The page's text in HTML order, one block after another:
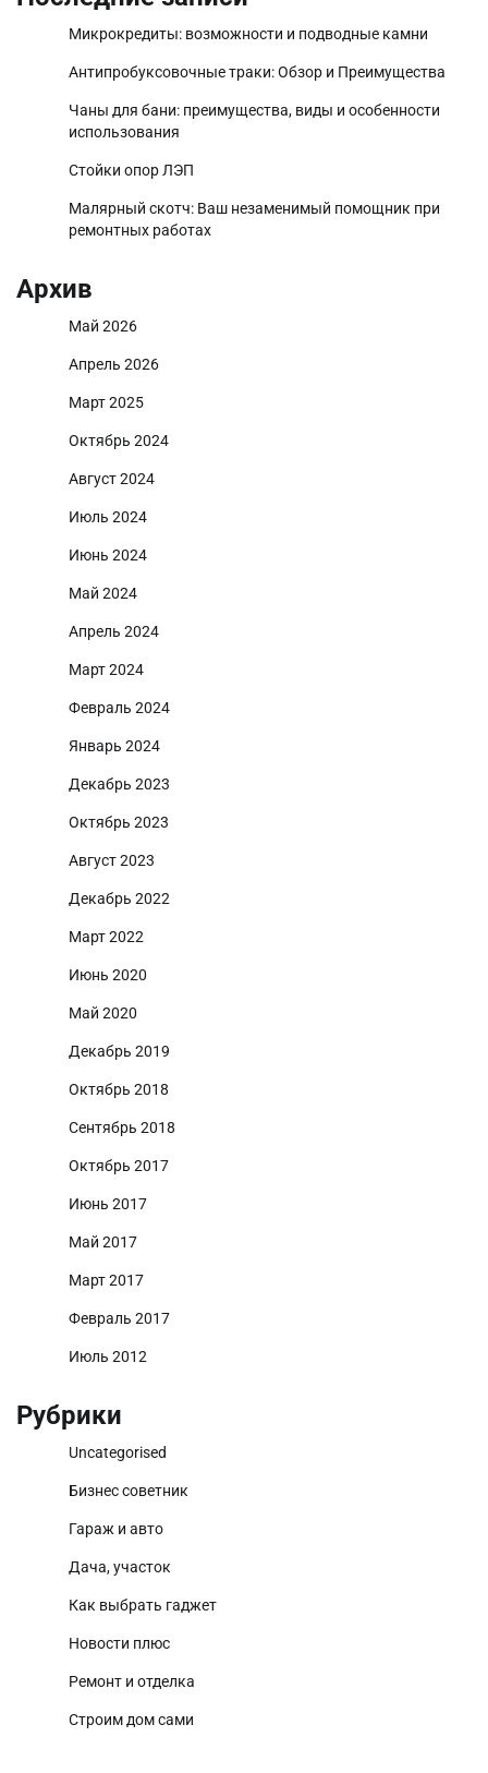
Микрокредиты: возможности и подводные камни
Антипробуксовочные траки: Обзор и Преимущества
Чаны для бани: преимущества, виды и особенности
использования
Стойки опор ЛЭП
Малярный скотч: Ваш незаменимый помощник при
ремонтных работах
Архив
Май 2026
Апрель 2026
Март 2025
Октябрь 2024
Август 2024
Июль 2024
Июнь 2024
Май 2024
Апрель 2024
Март 2024
Февраль 2024
Январь 2024
Декабрь 2023
Октябрь 2023
Август 2023
Декабрь 2022
Март 2022
Июнь 2020
Май 2020
Декабрь 2019
Октябрь 2018
Сентябрь 2018
Октябрь 2017
Июнь 2017
Май 2017
Март 2017
Февраль 2017
Июль 2012
Рубрики
Uncategorised
Бизнес советник
Гараж и авто
Дача, участок
Как выбрать гаджет
Новости плюс
Ремонт и отделка
Строим дом сами